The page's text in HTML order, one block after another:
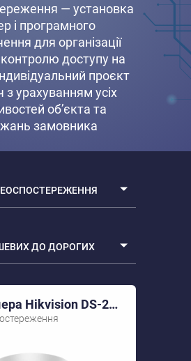
— установка
і програмного
для організації
контролю доступу на
проєкт
з урахуванням усіх
об’єкта та
замовника
ДО ДОРОГИХ
до дешевих Відеокамера Hikvision DS-2CD1321-I(E) (2.8)